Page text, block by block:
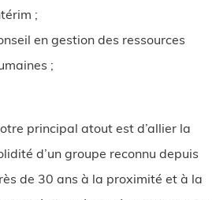
;
en gestion des ressources
;
principal atout est d’allier la
d’un groupe reconnu depuis
de 30 ans à la proximité et à la